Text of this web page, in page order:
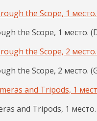
the Scope, 1 место.
the Scope, 2 место.
and Tripods, 1